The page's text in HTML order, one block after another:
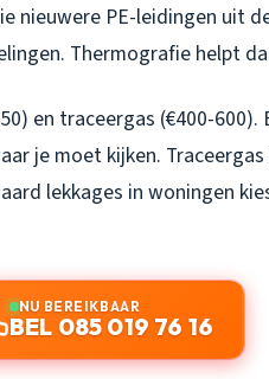
nieuwere PE-leidingen uit
Thermografie helpt
en traceergas (€400-600).
je moet kijken.
lekkages in woningen
NU BEREIKBAAR
BEL 085 019 76 16